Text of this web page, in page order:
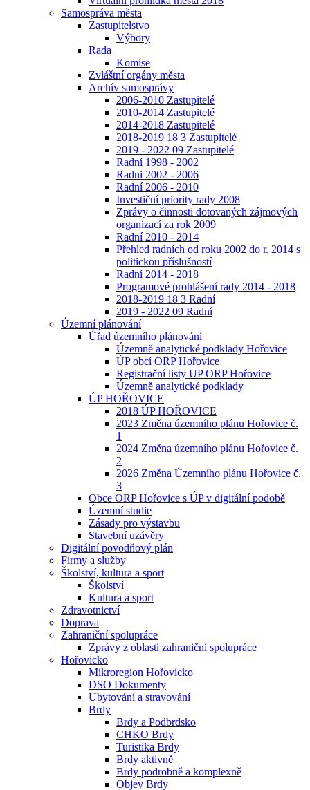
Samospráva města
Zastupitelstvo
Výbory
Rada
Komise
Zvláštní orgány města
Archív samosprávy
2006-2010 Zastupitelé
2010-2014 Zastupitelé
2014-2018 Zastupitelé
2018-2019 18 3 Zastupitelé
2019 - 2022 09 Zastupitelé
Radní 1998 - 2002
Radni 2002 - 2006
Radní 2006 - 2010
Investiční priority rady 2008
Zprávy o činnosti dotovaných zájmových
organizací za rok 2009
Radní 2010 - 2014
Přehled radních od roku 2002 do r. 2014 s
politickou příslušností
Radní 2014 - 2018
Programové prohlášení rady 2014 - 2018
2018-2019 18 3 Radní
2019 - 2022 09 Radní
Územní plánování
Úřad územního plánování
Územně analytické podklady Hořovice
ÚP obcí ORP Hořovice
Registrační listy UP ORP Hořovice
Územně analytické podklady
ÚP HOŘOVICE
2018 ÚP HOŘOVICE
2023 Změna územního plánu Hořovice č.
1
2024 Změna územního plánu Hořovice č.
2
2026 Změna Územního plánu Hořovice č.
3
Obce ORP Hořovice s ÚP v digitální podobě
Územní studie
Zásady pro výstavbu
Stavební uzávěry
Digitální povodňový plán
Firmy a služby
Školství, kultura a sport
Školství
Kultura a sport
Zdravotnictví
Doprava
Zahraniční spolupráce
Zprávy z oblasti zahraniční spolupráce
Hořovicko
Mikroregion Hořovicko
DSO Dokumenty
Ubytování a stravování
Brdy
Brdy a Podbrdsko
CHKO Brdy
Turistika Brdy
Brdy aktivně
Brdy podrobně a komplexně
Objev Brdy